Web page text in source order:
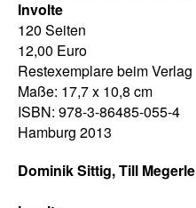
Dominik Sittig, Till Megerle
Involte
120 Seiten
12,00 Euro
Restexemplare beim Verlag
Maße: 17,7 x 10,8 cm
ISBN: 978-3-86485-055-4
Hamburg 2013